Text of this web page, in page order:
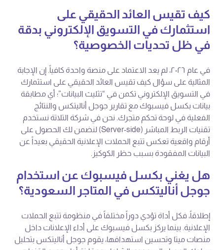
كيف تقيس العائد الحقيقي على
استثمارك في التسويق الإلكتروني بدقة
في ظل تحديات الخصوصية؟
في عام ٢٠٢٦، لم يعد الاعتماد على منصة واحدة كافياً. إن الإجابة
المثالية على سؤال كيف تقيس العائد الحقيقي على استثمارك
في التسويق الإلكتروني تكمن في “تثليث البيانات”؛ أي مطابقة
بيانات بكسل فيسبوك مع تقارير جوجل أناليتكس والنتائج
الفعلية في لوحة تحكم متجرك. نحن في شركة التلاتة نستخدم
تقنيات الربط المباشر (Server-side) لنضمن لك الحصول على
أرقام واقعية تعكس تتبع الحملات الإعلانية الحقيقي بعيداً عن
البيانات المفقودة بسبب حظر الكوكيز.
هل يغني بكسل فيسبوك عن استخدام
جوجل أناليتكس في المتاجر السعودية؟
إطلاقاً، فكل أداة تؤدي دوراً مختلفاً في منظومة تتبع الحملات
الإعلانية. بينما يركز بكسل فيسبوك على أداء الإعلانات داخل
منصات ميتا وتحسين استهدافها، يقوم جوجل أناليتكس بتحليل